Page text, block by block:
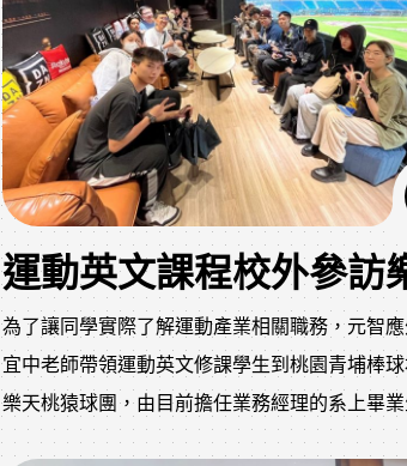
有趣的世界美食遊戲吧！在遊戲中學英文，在
長，一起解鎖更國際的自己！活動時間：115年
（二）9:30~15:00活動地點：元智大學 五館7F
語學系活動費用：全程免費報名時間：即日起至
日止名額限制：報名優先順序正取20名，其他
取，正取未到者由備取名額依序錄取。報名網址
https://docs.google.com/forms/d/
edit requested=true
為了讓同學實際了解運動產業相關職務，元智
宜中老師帶領運動英文修課學生到桃園青埔棒
樂天桃猿球團，由目前擔任業務經理的系上畢業
睿導覽，首先在會議室簡報球團運作、業務推廣